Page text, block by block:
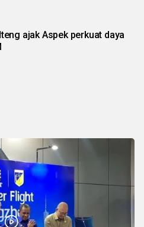
ajak Aspek perkuat daya